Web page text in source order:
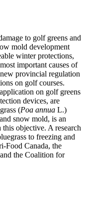
to golf greens and
mold development
winter protections,
important causes of
provincial regulation
on golf courses.
on golf greens
devices, are
(Poa annua L.)
snow mold, is an
objective. A research
to freezing and
Food Canada, the
the Coalition for